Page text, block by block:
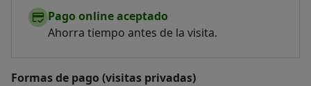
Pago online aceptado
Ahorra tiempo antes de la visita.
Formas de pago (visitas privadas)